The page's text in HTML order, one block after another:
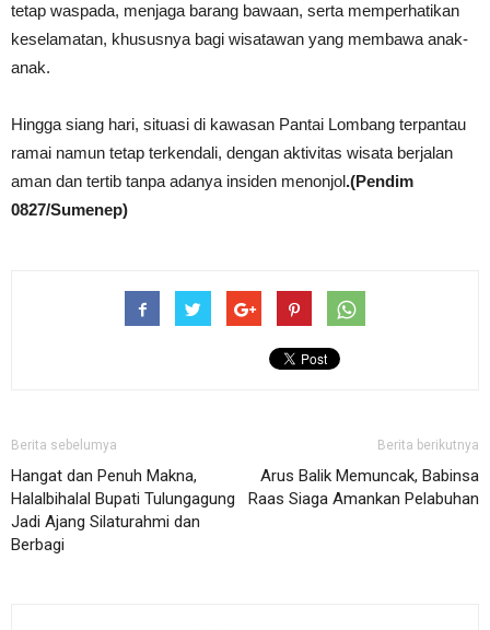
tetap waspada, menjaga barang bawaan, serta memperhatikan
keselamatan, khususnya bagi wisatawan yang membawa anak-
anak.
Hingga siang hari, situasi di kawasan Pantai Lombang terpantau
ramai namun tetap terkendali, dengan aktivitas wisata berjalan
aman dan tertib tanpa adanya insiden menonjol.(Pendim
0827/Sumenep)
Berita sebelumya
Hangat dan Penuh Makna,
Halalbihalal Bupati Tulungagung
Jadi Ajang Silaturahmi dan
Berbagi
Berita berikutnya
Arus Balik Memuncak, Babinsa
Raas Siaga Amankan Pelabuhan